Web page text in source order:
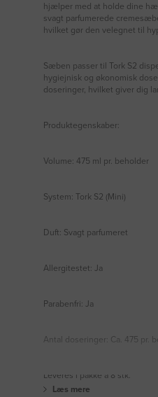
hjælper med at holde dine
svagt parfumerede
hvilket gør den velegnet til
Sæben passer til Tork S2
hygiejnisk og økonomisk
doseringer, hvilket giver dig
Produktegenskaber:
Volume: 475 ml pr. beholder
System: Tork S2 (Mini)
Duft: Svagt parfumeret
Allergitestet: Ja
Parabenfri: Ja
Antal doseringer: Ca. 475 pr.
Leveres i pakke á 8 stk.
Læs mere